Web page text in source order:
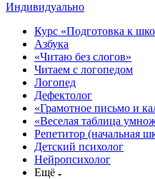
Индивидуально
Курс «Подготовка к
Азбука
«Читаю без слогов»
Читаем с логопедом
Логопед
Дефектолог
«Грамотное письмо и
«Веселая таблица
Репетитор (начальная
Детский психолог
Нейропсихолог
Ещё